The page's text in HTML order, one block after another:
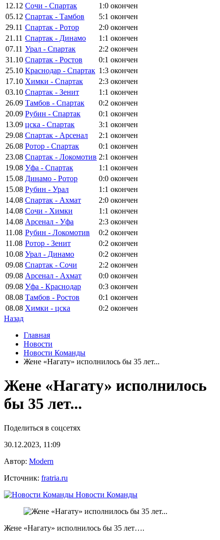
12.12 Сочи - Спартак 1:0 окончен
05.12 Спартак - Тамбов 5:1 окончен
29.11 Спартак - Ротор 2:0 окончен
21.11 Спартак - Динамо 1:1 окончен
07.11 Урал - Спартак 2:2 окончен
31.10 Спартак - Ростов 0:1 окончен
25.10 Краснодар - Спартак 1:3 окончен
17.10 Химки - Спартак 2:3 окончен
03.10 Спартак - Зенит 1:1 окончен
26.09 Тамбов - Спартак 0:2 окончен
20.09 Рубин - Спартак 0:1 окончен
13.09 цска - Спартак 3:1 окончен
29.08 Спартак - Арсенал 2:1 окончен
26.08 Ротор - Спартак 0:1 окончен
23.08 Спартак - Локомотив 2:1 окончен
19.08 Уфа - Спартак 1:1 окончен
15.08 Динамо - Ротор 0:0 окончен
15.08 Рубин - Урал 1:1 окончен
14.08 Спартак - Ахмат 2:0 окончен
14.08 Сочи - Химки 1:1 окончен
14.08 Арсенал - Уфа 2:3 окончен
11.08 Рубин - Локомотив 0:2 окончен
11.08 Ротор - Зенит 0:2 окончен
10.08 Урал - Динамо 0:2 окончен
09.08 Спартак - Сочи 2:2 окончен
09.08 Арсенал - Ахмат 0:0 окончен
09.08 Уфа - Краснодар 0:3 окончен
08.08 Тамбов - Ростов 0:1 окончен
08.08 Химки - цска 0:2 окончен
Назад
Главная
Новости
Новости Команды
Жене «Нагату» исполнилось бы 35 лет...
Жене «Нагату» исполнилось
бы 35 лет...
Поделиться в соцсетях
30.12.2023, 11:09
Автор: Modern
Источник: fratria.ru
Новости Команды
Жене «Нагату» исполнилось бы 35 лет….